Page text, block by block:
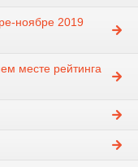
ноябре 2019
месте рейтинга